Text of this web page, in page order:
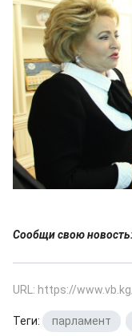
Сообщи свою
URL: https://
Теги: парламент